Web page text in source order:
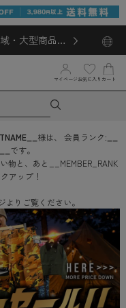
・大型商品対
マイページ お気に入り カート
様は、 会員ランク:
です。
物と、あと
__MEMBER_RANK
アップ！
りご覧ください。